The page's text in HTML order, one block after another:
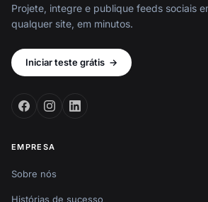
Projete, integre e publique feeds sociais
qualquer site, em minutos.
Iniciar teste grátis →
EMPRESA
Sobre nós
Histórias de sucesso